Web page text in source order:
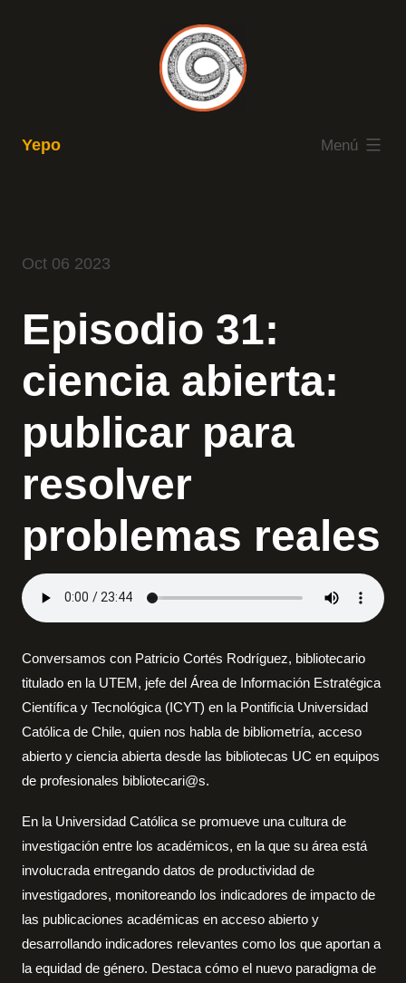
Yepo Menú
expandido
Episodio 31:
ciencia abierta:
publicar para
resolver
problemas reales
Oct 06 2023
Conversamos con Patricio Cortés Rodríguez, bibliotecario
titulado en la UTEM, jefe del Área de Información Estratégica
Científica y Tecnológica (ICYT) en la Pontificia Universidad
Católica de Chile, quien nos habla de bibliometría, acceso
abierto y ciencia abierta desde las bibliotecas UC en equipos
de profesionales bibliotecari@s.
En la Universidad Católica se promueve una cultura de
investigación entre los académicos, en la que su área está
involucrada entregando datos de productividad de
investigadores, monitoreando los indicadores de impacto de
las publicaciones académicas en acceso abierto y
desarrollando indicadores relevantes como los que aportan a
la equidad de género. Destaca cómo el nuevo paradigma de